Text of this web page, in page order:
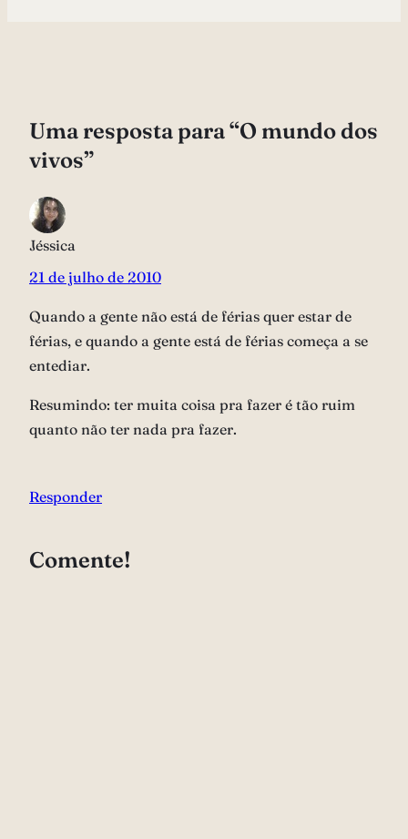
Uma resposta para “O mundo dos
vivos”
Jéssica
21 de julho de 2010
Quando a gente não está de férias quer estar de
férias, e quando a gente está de férias começa a se
entediar.
Resumindo: ter muita coisa pra fazer é tão ruim
quanto não ter nada pra fazer.
Responder
Comente!